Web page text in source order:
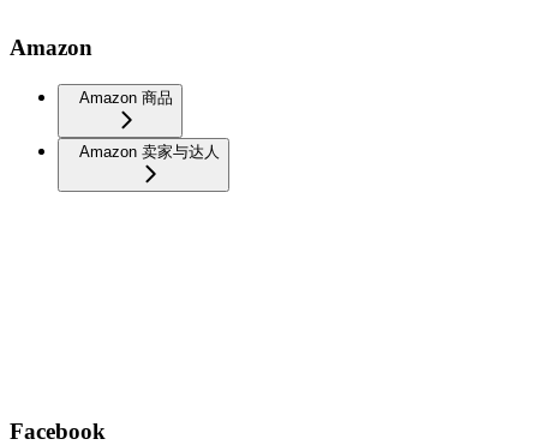
Amazon
Amazon 商品
Amazon 卖家与达人
Facebook